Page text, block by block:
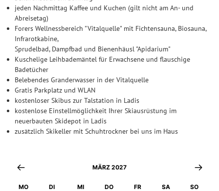
jeden Nachmittag Kaffee und Kuchen (gilt nicht am An- und
Abreisetag)
Forers Wellnessbereich "Vitalquelle" mit Fichtensauna, Biosauna,
Infrarotkabine,
Sprudelbad, Dampfbad und Bienenhäusl "Apidarium"
Kuschelige Leihbademäntel für Erwachsene und flauschige
Badetücher
Belebendes Granderwasser in der Vitalquelle
Gratis Parkplatz und WLAN
kostenloser Skibus zur Talstation in Ladis
kostenlose Einstellmöglichkeit Ihrer Skiausrüstung im
neuerbauten Skidepot in Ladis
zusätzlich Skikeller mit Schuhtrockner bei uns im Haus
MÄRZ 2027
MO DI MI DO FR SA SO